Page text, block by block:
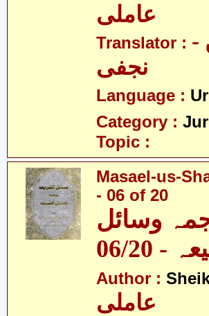
عاملی
Translator : - آیت اللہ محّمد حسین
نجفی
Language :
Category :
Topic :
Masael-us-
- 06 of 20
وسائل
- 06/20
Author :
عاملی